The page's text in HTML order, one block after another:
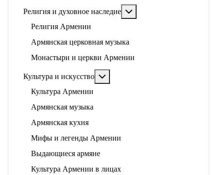
Религия и духовное наследие
Религия Армении
Армянская церковная музыка
Монастыри и церкви Армении
Культура и искусство
Культура Армении
Армянская музыка
Армянская кухня
Мифы и легенды Армении
Выдающиеся армяне
Культура Армении в лицах